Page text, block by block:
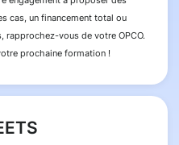
cas, un financement total ou
rapprochez-vous de votre OPCO.
prochaine formation !